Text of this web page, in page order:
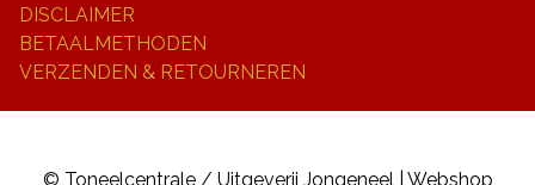
DISCLAIMER
BETAALMETHODEN
VERZENDEN & RETOURNEREN
© Toneelcentrale / Uitgeverij Jongeneel | Webshop